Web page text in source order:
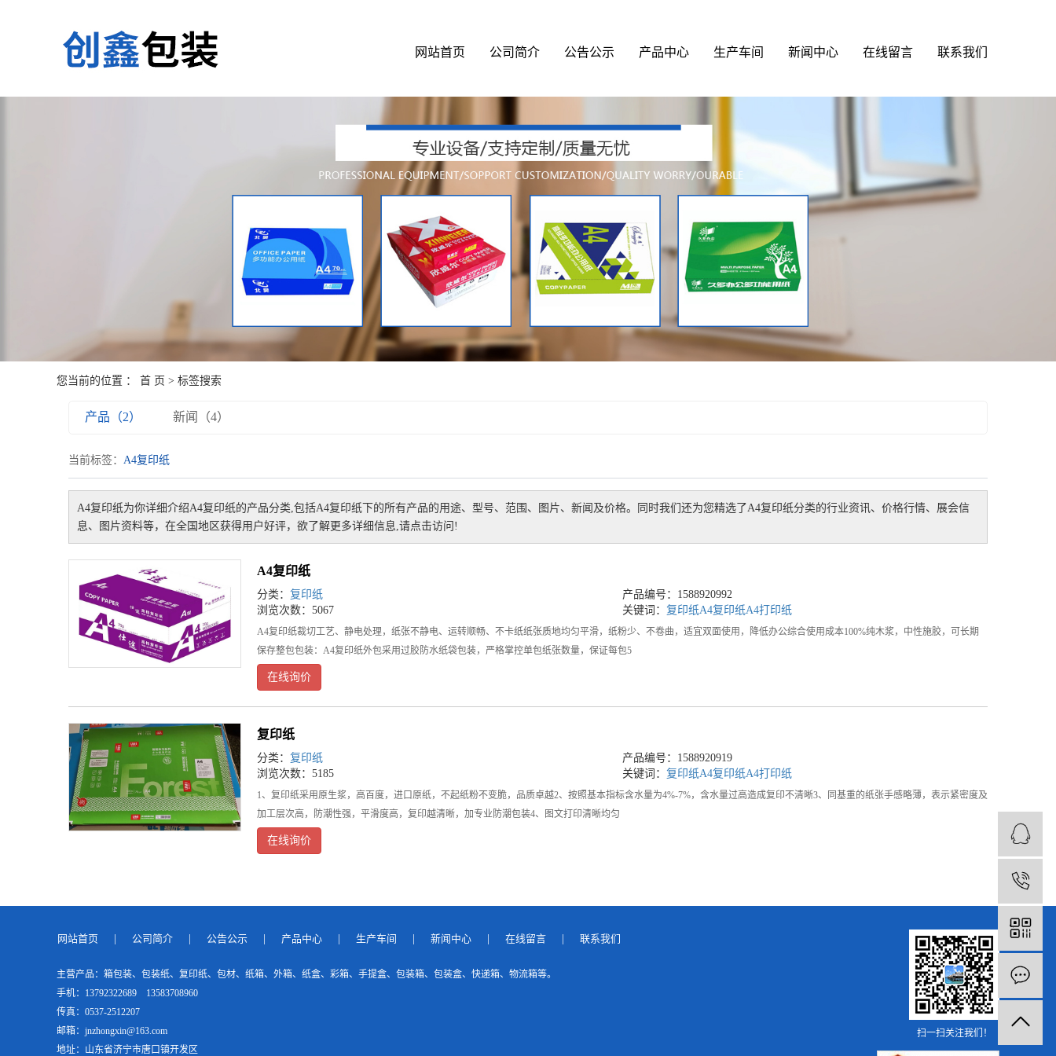
网站首页 公司简介 公告公示 产品中心 生产车间 新闻中心 在线留言 联系我们
您当前的位置 ： 首 页 > 标签搜索
产品（2） 新闻（4）
当前标签： A4复印纸
A4复印纸为你详细介绍A4复印纸的产品分类,包括A4复印纸 下的所有产品的用途、型号、范围、图片、新闻及价格。同时我们还为您精选了A4复印纸分类的行业资讯、价格行情、展会信
息、图片资料等，在全国地区获得用户好评，欲了解更多详细信息,请点击访问!
A4复印纸
分类： 复印纸
产品编号：1588920992
浏览次数：5067
关键词： 复印纸A4复印纸A4打印纸
A4复印纸裁切工艺、静电处理，纸张不静电、运转顺畅、不卡纸纸张质地均匀平滑，纸粉少、不卷曲，适宜双面使用，降低办公综合使用成本100%纯木浆，中性施胶，可长期
保存整包包装：A4复印纸外包采用过胶防水纸袋包装，严格掌控单包纸张数量，保证每包5
在线询价
复印纸
分类： 复印纸
产品编号：1588920919
浏览次数：5185
关键词： 复印纸A4复印纸A4打印纸
1、复印纸采用原生浆，高百度，进口原纸，不起纸粉不变脆，品质卓越2、按照基本指标含水量为4%-7%，含水量过高造成复印不清晰3、同基重的纸张手感略薄，表示紧密度及
加工层次高，防潮性强，平滑度高，复印越清晰，加专业防潮包装4、图文打印清晰均匀
在线询价
网站首页 公司简介 公告公示 产品中心 生产车间 新闻中心 在线留言 联系我们
主营产品： 箱包装、包装纸、复印纸、包材、纸箱、外箱、纸盒、彩箱、手提盒、包装箱、包装盒、快递箱、物流箱等。
手机：13792322689 13583708960
传真：0537-2512207
邮箱：jnzhongxin@163.com
地址：山东省济宁市唐口镇开发区
扫一扫关注我们！